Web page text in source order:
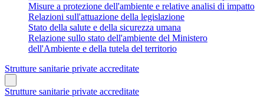
Misure a protezione dell'ambiente e relative analisi di impatto
Relazioni sull'attuazione della legislazione
Stato della salute e della sicurezza umana
Relazione sullo stato dell'ambiente del Ministero
dell'Ambiente e della tutela del territorio
Strutture sanitarie private accreditate
Strutture sanitarie private accreditate